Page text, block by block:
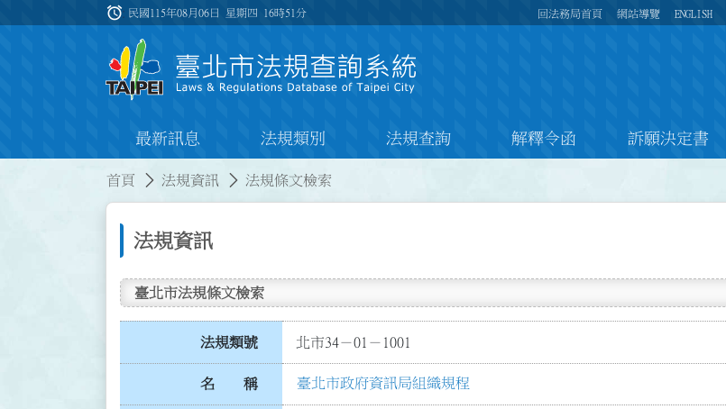
:::
alarm 民國115年08月06日 星期四 16時51分 回法務局首頁 網站導覽 ENGLISH
最新訊息 法規類別 法規查詢 解釋令函 訴願決定書
首頁 法規資訊 法規條文檢索
法規資訊
臺北市法規條文檢索
法規類號 北市34－01－1001
名 稱 臺北市政府資訊局組織規程